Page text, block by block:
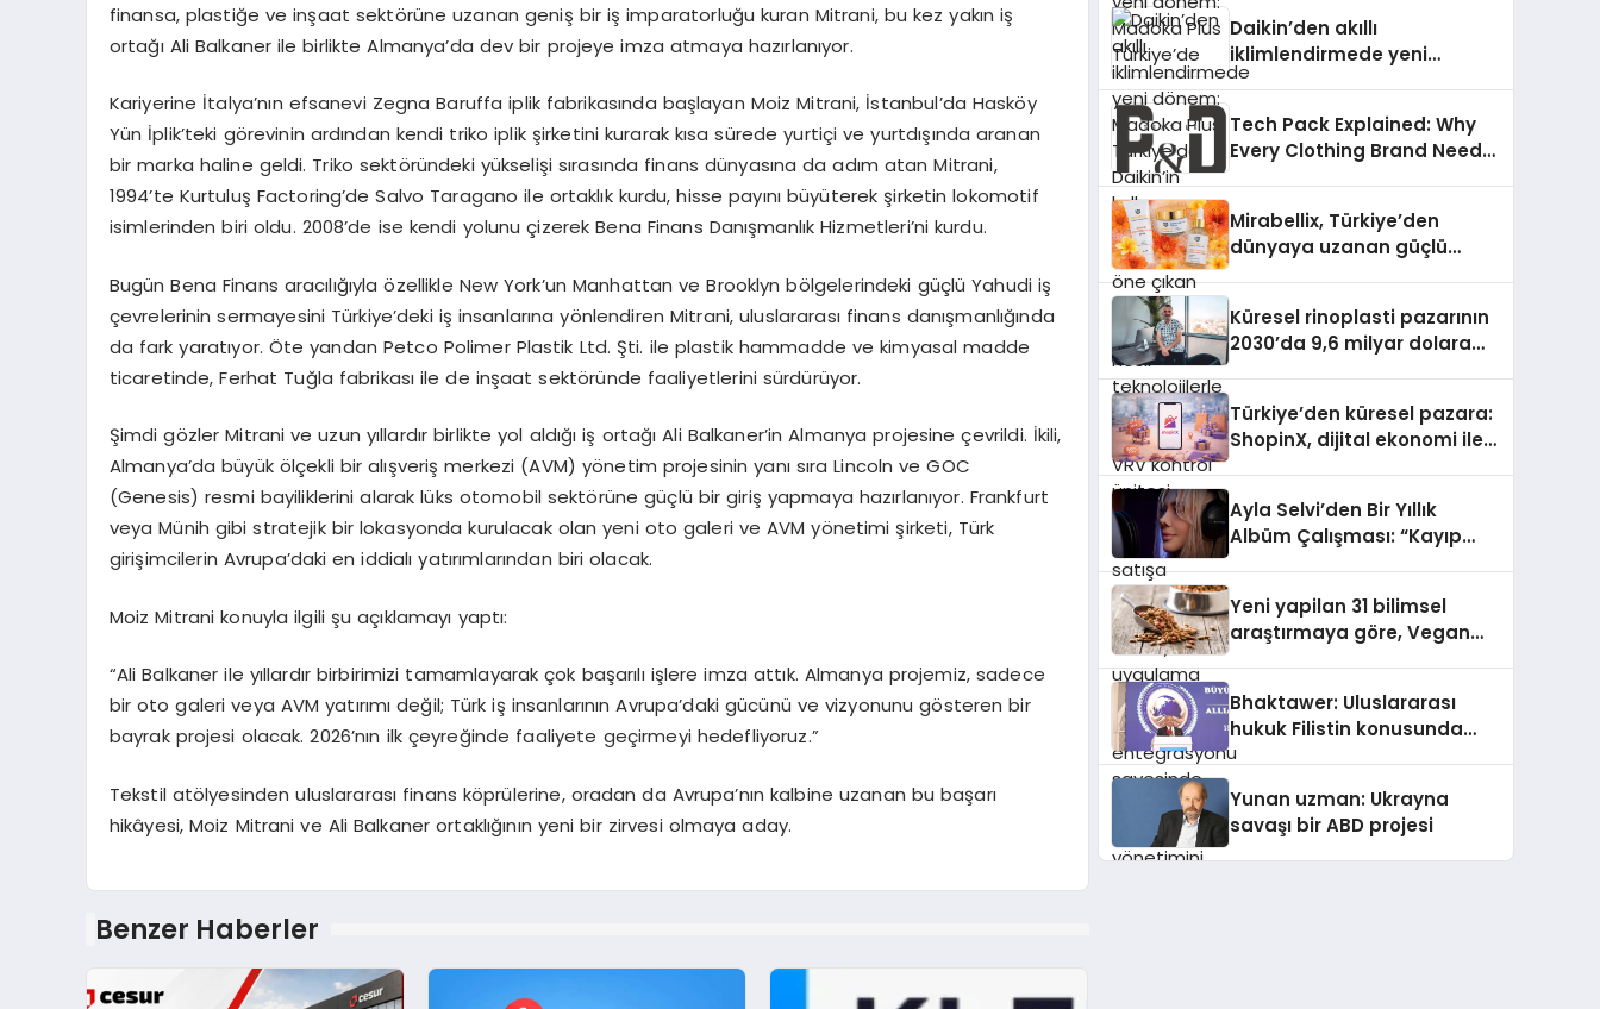
finansa, plastiğe ve inşaat sektörüne uzanan geniş bir iş imparatorluğu kuran Mitrani, bu kez yakın iş
ortağı Ali Balkaner ile birlikte Almanya’da dev bir projeye imza atmaya hazırlanıyor.
Kariyerine İtalya’nın efsanevi Zegna Baruffa iplik fabrikasında başlayan Moiz Mitrani, İstanbul’da Hasköy
Yün İplik’teki görevinin ardından kendi triko iplik şirketini kurarak kısa sürede yurtiçi ve yurtdışında aranan
bir marka haline geldi. Triko sektöründeki yükselişi sırasında finans dünyasına da adım atan Mitrani,
1994’te Kurtuluş Factoring’de Salvo Taragano ile ortaklık kurdu, hisse payını büyüterek şirketin lokomotif
isimlerinden biri oldu. 2008’de ise kendi yolunu çizerek Bena Finans Danışmanlık Hizmetleri’ni kurdu.
Bugün Bena Finans aracılığıyla özellikle New York’un Manhattan ve Brooklyn bölgelerindeki güçlü Yahudi iş
çevrelerinin sermayesini Türkiye’deki iş insanlarına yönlendiren Mitrani, uluslararası finans danışmanlığında
da fark yaratıyor. Öte yandan Petco Polimer Plastik Ltd. Şti. ile plastik hammadde ve kimyasal madde
ticaretinde, Ferhat Tuğla fabrikası ile de inşaat sektöründe faaliyetlerini sürdürüyor.
Şimdi gözler Mitrani ve uzun yıllardır birlikte yol aldığı iş ortağı Ali Balkaner’in Almanya projesine çevrildi. İkili,
Almanya’da büyük ölçekli bir alışveriş merkezi (AVM) yönetim projesinin yanı sıra Lincoln ve GOC
(Genesis) resmi bayiliklerini alarak lüks otomobil sektörüne güçlü bir giriş yapmaya hazırlanıyor. Frankfurt
veya Münih gibi stratejik bir lokasyonda kurulacak olan yeni oto galeri ve AVM yönetimi şirketi, Türk
girişimcilerin Avrupa’daki en iddialı yatırımlarından biri olacak.
Moiz Mitrani konuyla ilgili şu açıklamayı yaptı:
“Ali Balkaner ile yıllardır birbirimizi tamamlayarak çok başarılı işlere imza attık. Almanya projemiz, sadece
bir oto galeri veya AVM yatırımı değil; Türk iş insanlarının Avrupa’daki gücünü ve vizyonunu gösteren bir
bayrak projesi olacak. 2026’nın ilk çeyreğinde faaliyete geçirmeyi hedefliyoruz.”
Tekstil atölyesinden uluslararası finans köprülerine, oradan da Avrupa’nın kalbine uzanan bu başarı
hikâyesi, Moiz Mitrani ve Ali Balkaner ortaklığının yeni bir zirvesi olmaya aday.
Benzer Haberler
Daikin’den akıllı
iklimlendirmede yeni
dönem: Madoka Plus
dostu tasarımıyla öne çıkan
Madoka ailesinin yeni nesil
teknolojilerle donatılmış son
modeli VRV kontrol ünitesi
Madoka Plus Türkiye’de
satışa sunuldu. Tam
dokunmatik ekranı, mobil
uygulama desteği ve akıllı
sensör entegrasyonu
daha kolay, konforlu ve
verimli hale getiriyor. Enerji
verimliliğini artırırken
modern yaşam alanlarında
teknolojiyi estetik ile bulu
Tech Pack Explained: Why
Every Clothing Brand Needs
Mirabellix, Türkiye’den
dünyaya uzanan güçlü
Küresel rinoplasti pazarının
2030’da 9,6 milyar dolara
Türkiye’den küresel pazara:
ShopinX, dijital ekonomi ile
Ayla Selvi’den Bir Yıllık
Albüm Çalışması: “Kayıp
Yeni yapilan 31 bilimsel
araştırmaya göre, Vegan
Sindirildiğini Ortaya Koydu
Bhaktawer: Uluslararası
hukuk Filistin konusunda
çifte standart uyguluyor
Yunan uzman: Ukrayna
savaşı bir ABD projesi